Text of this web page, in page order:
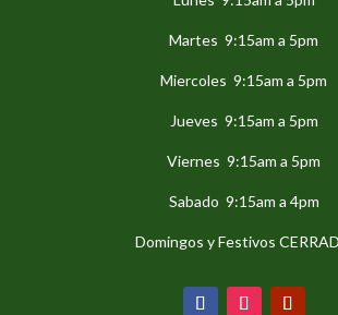
Martes 9:15am a 5pm
Miercoles 9:15am a 5pm
Jueves 9:15am a 5pm
Viernes 9:15am a 5pm
Sabado 9:15am a 4pm
Domingos y Festivos